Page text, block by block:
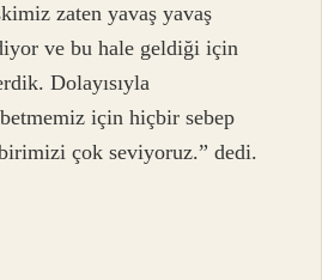
zaten yavaş yavaş
ve bu hale geldiği için
Dolayısıyla
için hiçbir sebep
çok seviyoruz.” dedi.